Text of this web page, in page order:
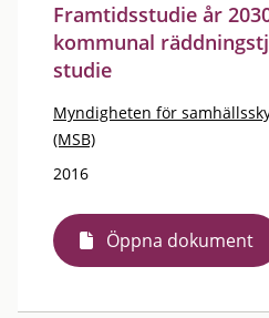
Framtidsstudie år
kommunal
studie
Myndigheten för
(MSB)
2016
Öppna dokument